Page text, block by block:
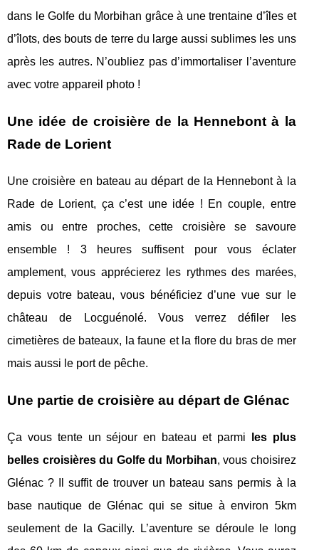
dans le Golfe du Morbihan grâce à une trentaine d’îles et
d’îlots, des bouts de terre du large aussi sublimes les uns
après les autres. N’oubliez pas d’immortaliser l’aventure
avec votre appareil photo !
Une idée de croisière de la Hennebont à la
Rade de Lorient
Une croisière en bateau au départ de la Hennebont à la
Rade de Lorient, ça c’est une idée ! En couple, entre
amis ou entre proches, cette croisière se savoure
ensemble ! 3 heures suffisent pour vous éclater
amplement, vous apprécierez les rythmes des marées,
depuis votre bateau, vous bénéficiez d’une vue sur le
château de Locguénolé. Vous verrez défiler les
cimetières de bateaux, la faune et la flore du bras de mer
mais aussi le port de pêche.
Une partie de croisière au départ de Glénac
Ça vous tente un séjour en bateau et parmi
les plus
belles croisières du Golfe du Morbihan, vous choisirez
Glénac ? Il suffit de trouver un bateau sans permis à la
base nautique de Glénac qui se situe à environ 5km
seulement de la Gacilly. L’aventure se déroule le long